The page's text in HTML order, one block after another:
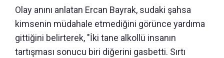
Olay anını anlatan Ercan Bayrak, sudaki şahsa
kimsenin müdahale etmediğini görünce yardıma
gittiğini belirterek, "İki tane alkollü insanın
tartışması sonucu biri diğerini gasbetti. Sırtı